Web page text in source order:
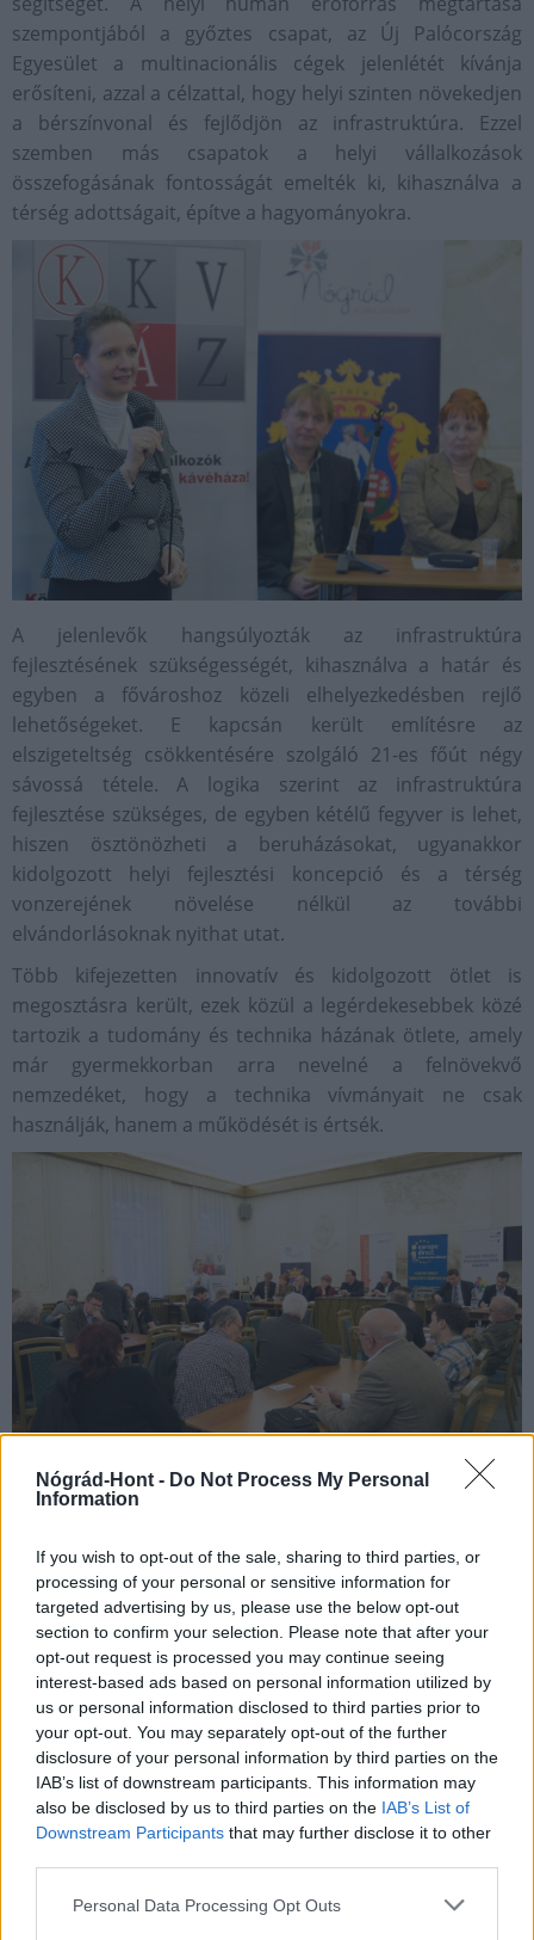
Nógrád-Hont - Do Not Process My Personal
Information
If you wish to opt-out of the sale, sharing to third parties, or
processing of your personal or sensitive information for
targeted advertising by us, please use the below opt-out
section to confirm your selection. Please note that after your
opt-out request is processed you may continue seeing
interest-based ads based on personal information utilized by
us or personal information disclosed to third parties prior to
your opt-out. You may separately opt-out of the further
disclosure of your personal information by third parties on the
IAB’s list of downstream participants. This information may
also be disclosed by us to third parties on the IAB’s List of
Downstream Participants that may further disclose it to other
Please note that this website/app uses one or more Google
Personal Data Processing Opt Outs
szempontjából a győztes csapat, az Új Palócország
Egyesület a multinacionális cégek jelenlétét kívánja
erősíteni, azzal a célzattal, hogy helyi szinten növekedjen
a bérszínvonal és fejlődjön az infrastruktúra. Ezzel
szemben más csapatok a helyi vállalkozások
összefogásának fontosságát emelték ki, kihasználva a
térség adottságait, építve a hagyományokra.
A jelenlevők hangsúlyozták az infrastruktúra
fejlesztésének szükségességét, kihasználva a határ és
egyben a fővároshoz közeli elhelyezkedésben rejlő
lehetőségeket. E kapcsán került említésre az
elszigeteltség csökkentésére szolgáló 21-es főút négy
sávossá tétele. A logika szerint az infrastruktúra
fejlesztése szükséges, de egyben kétélű fegyver is lehet,
hiszen ösztönözheti a beruházásokat, ugyanakkor
kidolgozott helyi fejlesztési koncepció és a térség
vonzerejének növelése nélkül az további
elvándorlásoknak nyithat utat.
Több kifejezetten innovatív és kidolgozott ötlet is
megosztásra került, ezek közül a legérdekesebbek közé
tartozik a tudomány és technika házának ötlete, amely
már gyermekkorban arra nevelné a felnövekvő
nemzedéket, hogy a technika vívmányait ne csak
használják, hanem a működését is értsék.
Vastapsot kapott a rendezvény megszervezéséért és a
alelnöke.
Skuczi Nándor, a Megyei Közgyűlés Elnöke szorgalmazta
a további együttműködést, meggyőződve a megjelentek
egységes támogatásában és jobbító szándékában.
Aktuális Balassagyarmat NGM – KKVHÁZ